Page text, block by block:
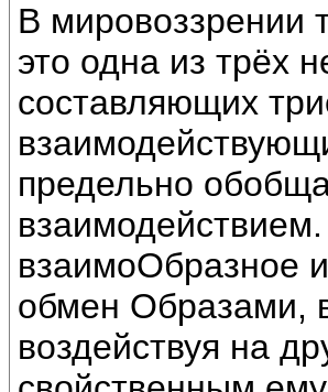
В
это одна из трёх
составляющих
предельно
взаимоОбразное
обмен Образами,
воздействуя на